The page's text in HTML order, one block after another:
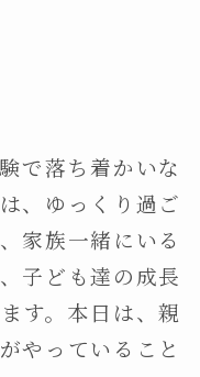
で落ち着かいな
、ゆっくり過ご
家族一緒にいる
子ども達の成長
す。本日は、親
やっていること